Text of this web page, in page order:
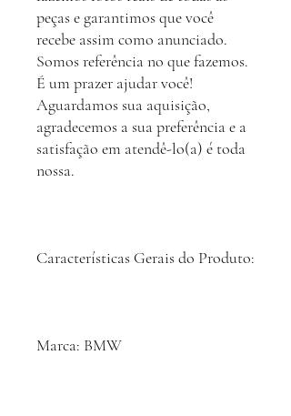
peças e garantimos que você
recebe assim como anunciado.
Somos referência no que fazemos.
É um prazer ajudar você!
Aguardamos sua aquisição,
agradecemos a sua preferência e a
satisfação em atendê-lo(a) é toda
nossa.
Características Gerais do Produto:
Marca: BMW